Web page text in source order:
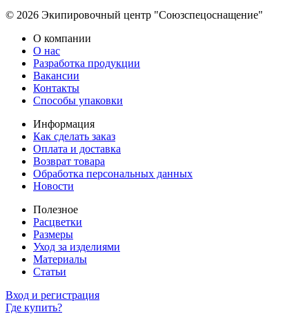
© 2026 Экипировочный центр "Союзспецоснащение"
О компании
О нас
Разработка продукции
Вакансии
Контакты
Способы упаковки
Информация
Как сделать заказ
Оплата и доставка
Возврат товара
Обработка персональных данных
Новости
Полезное
Расцветки
Размеры
Уход за изделиями
Материалы
Статьи
Вход и регистрация
Где купить?